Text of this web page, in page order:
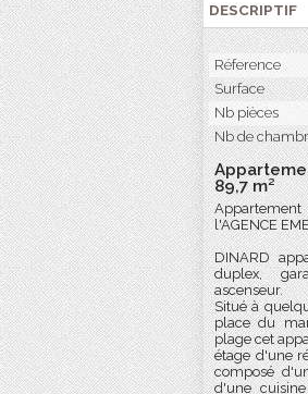
DESCRIPTIF
Réference
Surface
Nb pièces
Nb de
89,7 m²
l'AGENCE
DINARD
duplex,
ascenseur.
Situé à
place du
plage cet
étage d'une
composé
d'une